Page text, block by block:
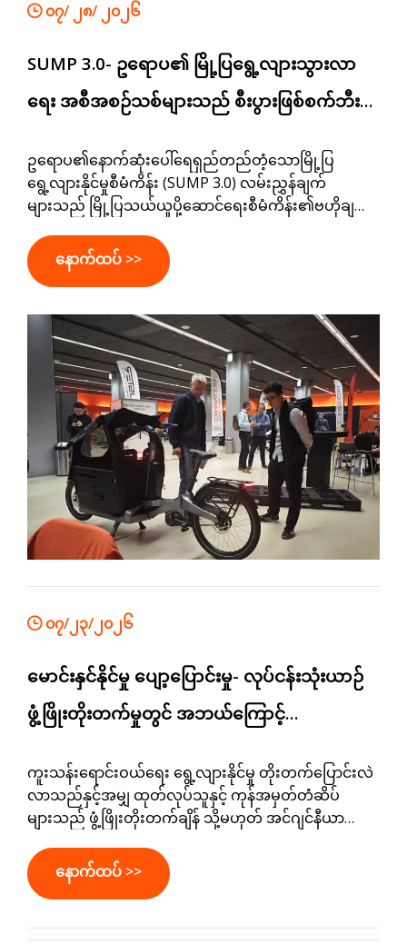
၀၇/ ၂၈/ ၂၀၂၆
SUMP 3.0- ဥရောပ၏ မြို့ပြရွေ့လျားသွားလာ
ရေး အစီအစဉ်သစ်များသည် စီးပွားဖြစ်စက်ဘီးစီး
ဥရောပ၏နောက်ဆုံးပေါ်ရေရှည်တည်တံ့သောမြို့ပြ
ရွေ့လျားနိုင်မှုစီမံကိန်း (SUMP 3.0) လမ်းညွှန်ချက်
များသည် မြို့ပြသယ်ယူပို့ဆောင်ရေးစီမံကိန်း၏ဗဟိုချက်
ကြီး 431 မြို့သည် ပေါင်းစပ်ရွေ့လျားသွားလာရေး
အစီအစဉ်များကို ရေးဆွဲရန်လိုအပ်သဖြင့် သန့်ရှင်းသပ်ရပ်
ရေးနှင့် မြို့ပြဝန်ဆောင်မှုများကို ပံ့ပိုးပေးရန်အတွက်
လုပ်ငန်းသုံးကုန်တင်စက်ဘီးများသည် ကောင်းမွန်သော
အနေအထားတွင် ရှိနေပါသည်။ ရေတိုမူဝါဒဆိုင်ရာ ပဏာမ
ခြေလှမ်းကို ကိုယ်စားပြုမည့်အစား၊ SUMP 3.0 သည် ဥ
ရောပမြို့ကြီးများသည် လူများနှင့် ကုန်ပစ္စည်းများကို ရွေ့
ပြောင်းမည်ကဲ့သို့ ရေရှည်ပြောင်းလဲမှုကို အချက်ပြသည်။
နောက်ထပ် >>
၀၇/၂၃/၂၀၂၆
မောင်းနှင်နိုင်မှု ပျော့ပြောင်းမှု- လုပ်ငန်းသုံးယာဉ်
ဖွံ့ဖြိုးတိုးတက်မှုတွင် အဘယ်ကြောင့်
သနည်း။
ကူးသန်းရောင်းဝယ်ရေး ရွေ့လျားနိုင်မှု တိုးတက်ပြောင်းလဲ
လာသည်နှင့်အမျှ ထုတ်လုပ်သူနှင့် ကုန်အမှတ်တံဆိပ်
များသည် ဖွံ့ဖြိုးတိုးတက်ချိန် သို့မဟုတ် အင်ဂျင်နီယာ
မျိုးကွဲများ ပိုမိုထုတ်လုပ်ရန် ဖိအားများနှင့် ရင်ဆိုင်နေကြရ
သည်။ မော်ဂျူလာယာဉ်ပလပ်ဖောင်းများသည်
နောက်ထပ် >>